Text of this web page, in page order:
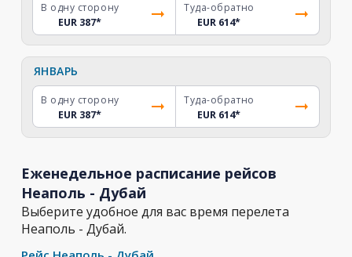
В одну сторону
EUR 387*
Туда-обратно
EUR 614*
ЯНВАРЬ
В одну сторону
EUR 387*
Туда-обратно
EUR 614*
Еженедельное расписание рейсов
Неаполь - Дубай
Выберите удобное для вас время перелета
Неаполь - Дубай.